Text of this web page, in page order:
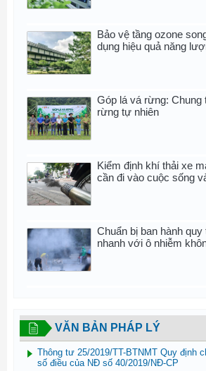
Bảo vệ tầng ozone
dụng hiệu quả năng
Góp lá vá rừng: Chung
rừng tự nhiên
Kiểm định khí thải xe
cần đi vào cuộc sống
Chuẩn bị ban hành
nhanh với ô nhiễm
VĂN BẢN PHÁP LÝ
Thông tư 25/2019/TT-BTNMT Quy định
số điều của NĐ số 40/2019/NĐ-CP